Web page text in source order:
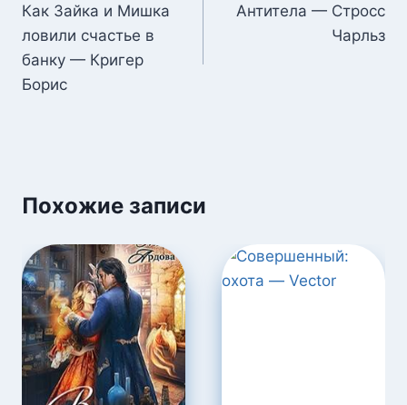
по
записям
Как Зайка и Мишка
ловили счастье в
банку — Кригер
Борис
Антитела — Стросс
Чарльз
Похожие записи